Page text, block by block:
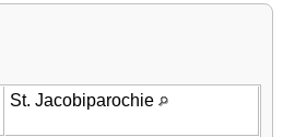
St. Jacobiparochie